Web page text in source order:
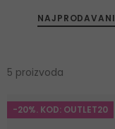
5 proizvoda
-20%. KOD: OUTLET20